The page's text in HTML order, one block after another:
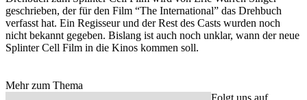
geschrieben, der für den Film “The International” das Drehbuch
verfasst hat. Ein Regisseur und der Rest des Casts wurden noch
nicht bekannt gegeben. Bislang ist auch noch unklar, wann der neue
Splinter Cell Film in die Kinos kommen soll.
Mehr zum Thema